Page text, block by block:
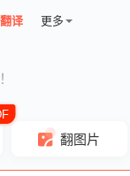
翻译 更多
翻图片